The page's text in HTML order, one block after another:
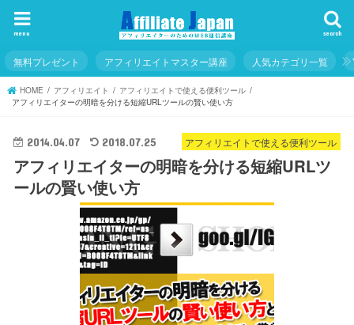
search
menu
無料プレゼント アフィリエイトマスター講座 人気カテゴリ一覧
HOME アフィリエイト
アフィリエイトで使える便利ツール
アフィリエイターの明暗を分ける短縮URLツールの賢い使い方
アフィリエイトで使える便利ツール
2014.04.07 2018.07.25
アフィリエイターの明暗を分ける短縮URLツ
ールの賢い使い方